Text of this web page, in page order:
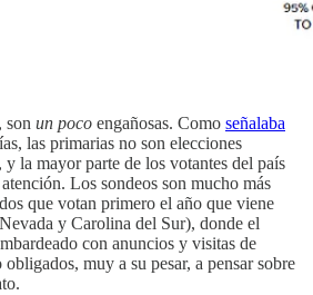
son un poco engañosas. Como señalaba
las primarias no son elecciones
y la mayor parte de los votantes del país
Los sondeos son mucho más
que votan primero el año que viene
y Carolina del Sur), donde el
con anuncios y visitas de
muy a su pesar, a pensar sobre